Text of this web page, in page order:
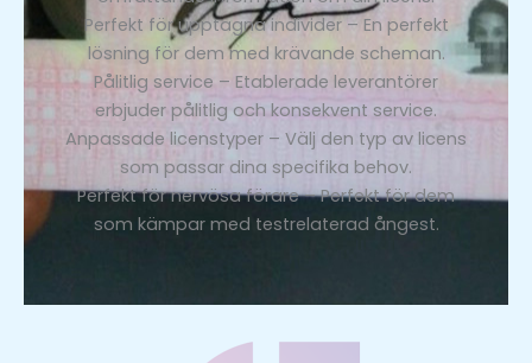
Perfekt för upptagna individer – En perfekt
lösning för dem med krävande scheman.
Pålitlig service – Etablerade leverantörer
erbjuder pålitlig och konsekvent service.
Anpassade licenstyper – Välj den typ av licens
som passar dina specifika behov.
Perfekt för nervösa förare – Perfekt för dem
som kämpar med testrelaterad ångest.